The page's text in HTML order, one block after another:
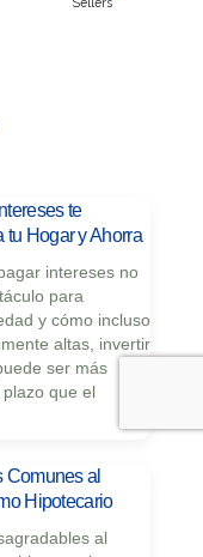
te
tu Hogar y Ahorra
intereses no
para
y cómo incluso
altas, invertir
ser más
que el
Comunes al
Hipotecario
al